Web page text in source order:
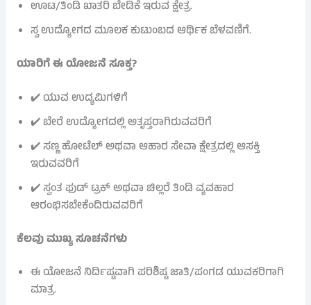
ಊಟ/ತಿಂಡಿ ಖಾತರಿ ಬೇಡಿಕೆ ಇರುವ ಕ್ಷೇತ್ರ.
ಸ್ವ ಉದ್ಯೋಗದ ಮೂಲಕ ಕುಟುಂಬದ ಆರ್ಥಿಕ ಬೆಳವಣಿಗೆ.
ಯಾರಿಗೆ ಈ ಯೋಜನೆ ಸೂಕ್ತ?
✔️ ಯುವ ಉದ್ಯಮಿಗಳಿಗೆ
✔️ ಬೇರೆ ಉದ್ಯೋಗದಲ್ಲಿ ಅತೃಪ್ತರಾಗಿರುವವರಿಗೆ
✔️ ಸಣ್ಣ ಹೋಟೆಲ್ ಅಥವಾ ಆಹಾರ ಸೇವಾ ಕ್ಷೇತ್ರದಲ್ಲಿ ಆಸಕ್ತಿ
ಇರುವವರಿಗೆ
✔️ ಸ್ವಂತ ಫುಡ್ ಟ್ರಕ್ ಅಥವಾ ಚಿಲ್ಲರೆ ತಿಂಡಿ ವ್ಯವಹಾರ
ಆರಂಭಿಸಬೇಕೆಂದಿರುವವರಿಗೆ
ಕೆಲವು ಮುಖ್ಯ ಸೂಚನೆಗಳು
ಈ ಯೋಜನೆ ನಿರ್ದಿಷ್ಟವಾಗಿ ಪರಿಶಿಷ್ಟ ಜಾತಿ/ಪಂಗಡ ಯುವಕರಿಗಾಗಿ
ಮಾತ್ರ.